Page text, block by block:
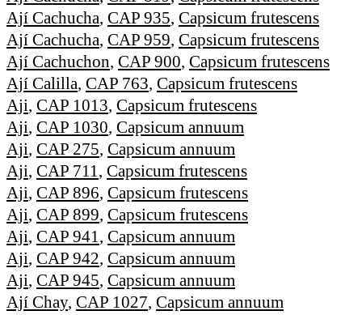
Ají Cachucha, CAP 935, Capsicum frutescens
Ají Cachucha, CAP 959, Capsicum frutescens
Ají Cachuchon, CAP 900, Capsicum frutescens
Ají Calilla, CAP 763, Capsicum frutescens
Aji, CAP 1013, Capsicum frutescens
Aji, CAP 1030, Capsicum annuum
Aji, CAP 275, Capsicum annuum
Aji, CAP 711, Capsicum frutescens
Aji, CAP 896, Capsicum frutescens
Aji, CAP 899, Capsicum frutescens
Aji, CAP 941, Capsicum annuum
Aji, CAP 942, Capsicum annuum
Aji, CAP 945, Capsicum annuum
Ají Chay, CAP 1027, Capsicum annuum